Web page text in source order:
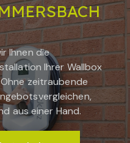
Ihnen die
Ihrer Wallbox
zeitraubende
aus einer Hand.